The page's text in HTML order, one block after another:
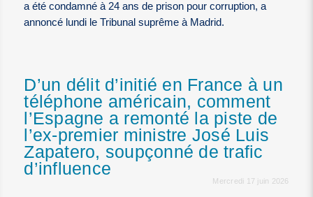
a été condamné à 24 ans de prison pour corruption, a
annoncé lundi le Tribunal suprême à Madrid.
D’un délit d’initié en France à un
téléphone américain, comment
l’Espagne a remonté la piste de
l’ex-premier ministre José Luis
Zapatero, soupçonné de trafic
d’influence
Mercredi 17 juin 2026